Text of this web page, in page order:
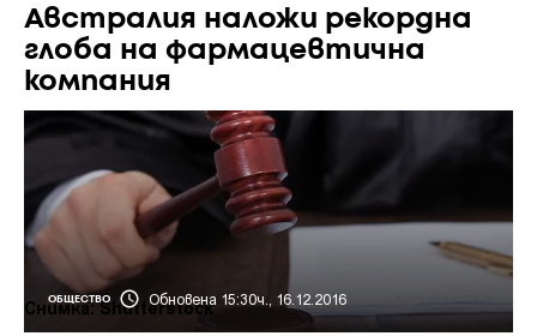
Австралия наложи рекордна
глоба на фармацевтична
компания
ОБЩЕСТВО Обновена 15:30ч., 16.12.2016
Снимка: Shutterstock